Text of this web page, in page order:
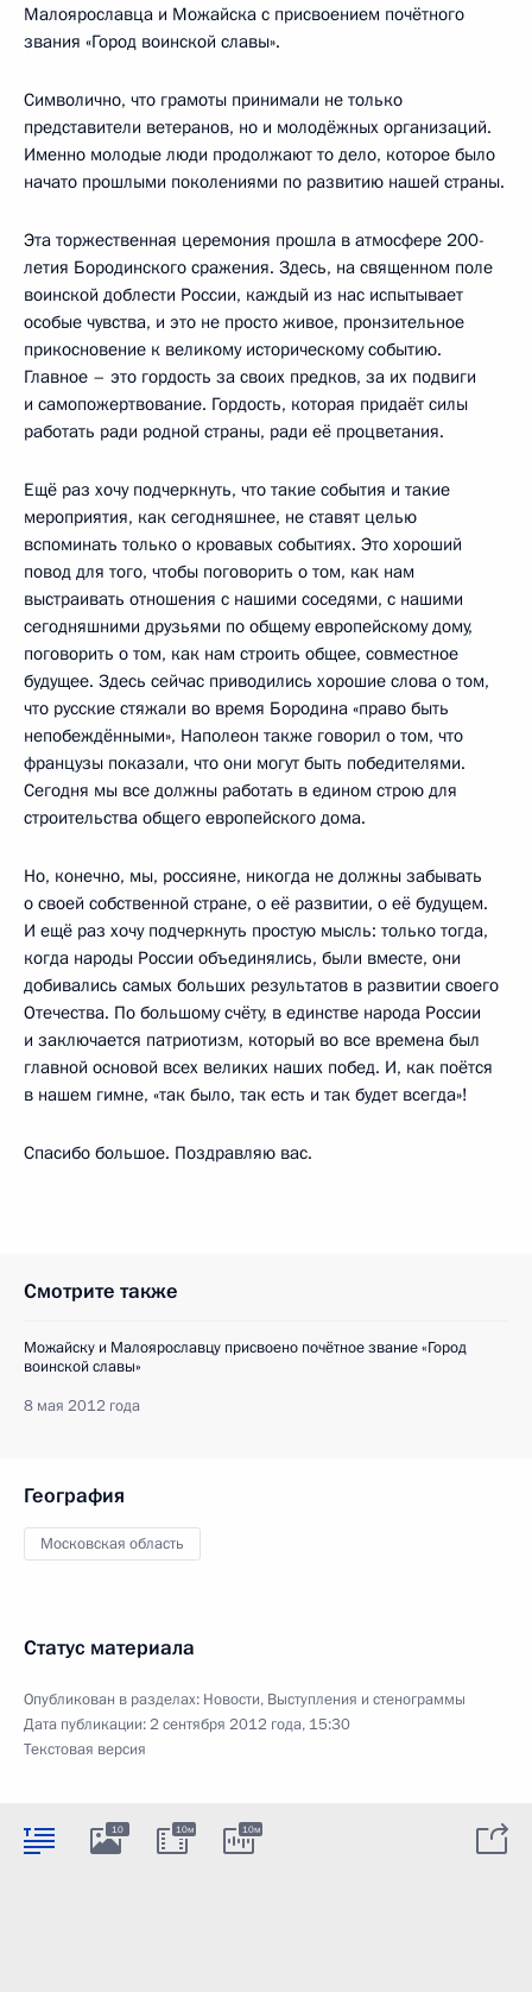
Малоярославца и Можайска с присвоением почётного
звания «Город воинской славы».
Символично, что грамоты принимали не только
представители ветеранов, но и молодёжных организаций.
Именно молодые люди продолжают то дело, которое было
начато прошлыми поколениями по развитию нашей страны.
Эта торжественная церемония прошла в атмосфере 200-
летия Бородинского сражения. Здесь, на священном поле
воинской доблести России, каждый из нас испытывает
особые чувства, и это не просто живое, пронзительное
прикосновение к великому историческому событию.
Главное – это гордость за своих предков, за их подвиги
и самопожертвование. Гордость, которая придаёт силы
работать ради родной страны, ради её процветания.
Ещё раз хочу подчеркнуть, что такие события и такие
мероприятия, как сегодняшнее, не ставят целью
вспоминать только о кровавых событиях. Это хороший
повод для того, чтобы поговорить о том, как нам
выстраивать отношения с нашими соседями, с нашими
сегодняшними друзьями по общему европейскому дому,
поговорить о том, как нам строить общее, совместное
будущее. Здесь сейчас приводились хорошие слова о том,
что русские стяжали во время Бородина «право быть
непобеждёнными», Наполеон также говорил о том, что
французы показали, что они могут быть победителями.
Сегодня мы все должны работать в едином строю для
строительства общего европейского дома.
Но, конечно, мы, россияне, никогда не должны забывать
о своей собственной стране, о её развитии, о её будущем.
И ещё раз хочу подчеркнуть простую мысль: только тогда,
когда народы России объединялись, были вместе, они
добивались самых больших результатов в развитии своего
Отечества. По большому счёту, в единстве народа России
и заключается патриотизм, который во все времена был
главной основой всех великих наших побед. И, как поётся
в нашем гимне, «так было, так есть и так будет всегда»!
Спасибо большое. Поздравляю вас.
Смотрите также
Можайску и Малоярославцу присвоено почётное звание «Город
воинской славы»
8 мая 2012 года
География
Московская область
Статус материала
Опубликован в разделах: Новости, Выступления и стенограммы
Дата публикации:2 сентября 2012 года, 15:30
Текстовая версия
10 10м 10м